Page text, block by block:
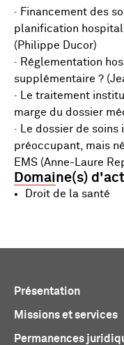
· Financement des
planification
(Philippe Ducor)
· Réglementation
supplémentaire ?
· Le traitement
marge du dossier
· Le dossier de
préoccupant, mais
EMS (Anne-Laure
Domaine(s)
Droit de la santé
Présentation
Missions et services
Permanences